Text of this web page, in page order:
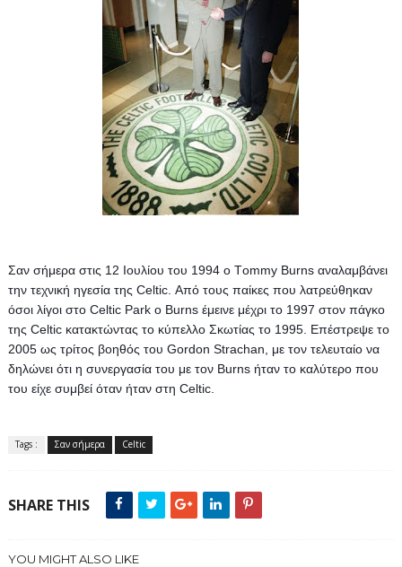
Σαν σήμερα στις 12 Ιουλίου του 1994 o Τommy Burns αναλαμβάνει
την τεχνική ηγεσία της Celtic. Από τους παίκες που λατρεύθηκαν
όσοι λίγοι στο Celtic Park ο Burns έμεινε μέχρι το 1997 στον πάγκο
της Celtic κατακτώντας το κύπελλο Σκωτίας το 1995. Επέστρεψε το
2005 ως τρίτος βοηθός του Gordon Strachan, με τον τελευταίο να
δηλώνει ότι η συνεργασία του με τον Burns ήταν το καλύτερο που
του είχε συμβεί όταν ήταν στη Celtic.
Tags : Σαν σήμερα Celtic
SHARE THIS
YOU MIGHT ALSO LIKE